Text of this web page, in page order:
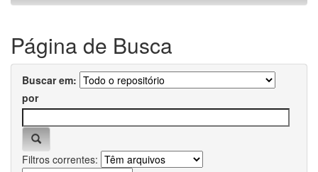
Página de Busca
Buscar em:
por
Filtros correntes: